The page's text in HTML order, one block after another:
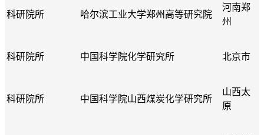
科研院所 哈尔滨工业大学郑州高等研究院
河南郑
州
科研院所 中国科学院化学研究所 北京市
科研院所 中国科学院山西煤炭化学研究所
山西太
原